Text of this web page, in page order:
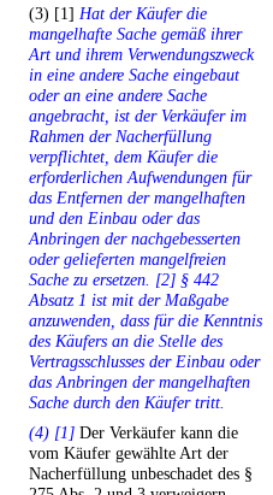
(3) [1] Hat der Käufer die
mangelhafte Sache gemäß ihrer
Art und ihrem Verwendungszweck
in eine andere Sache eingebaut
oder an eine andere Sache
angebracht, ist der Verkäufer im
Rahmen der Nacherfüllung
verpflichtet, dem Käufer die
erforderlichen Aufwendungen für
das Entfernen der mangelhaften
und den Einbau oder das
Anbringen der nachgebesserten
oder gelieferten mangelfreien
Sache zu ersetzen. [2] § 442
Absatz 1 ist mit der Maßgabe
anzuwenden, dass für die Kenntnis
des Käufers an die Stelle des
Vertragsschlusses der Einbau oder
das Anbringen der mangelhaften
Sache durch den Käufer tritt.
(4) [1] Der Verkäufer kann die
vom Käufer gewählte Art der
Nacherfüllung unbeschadet des §